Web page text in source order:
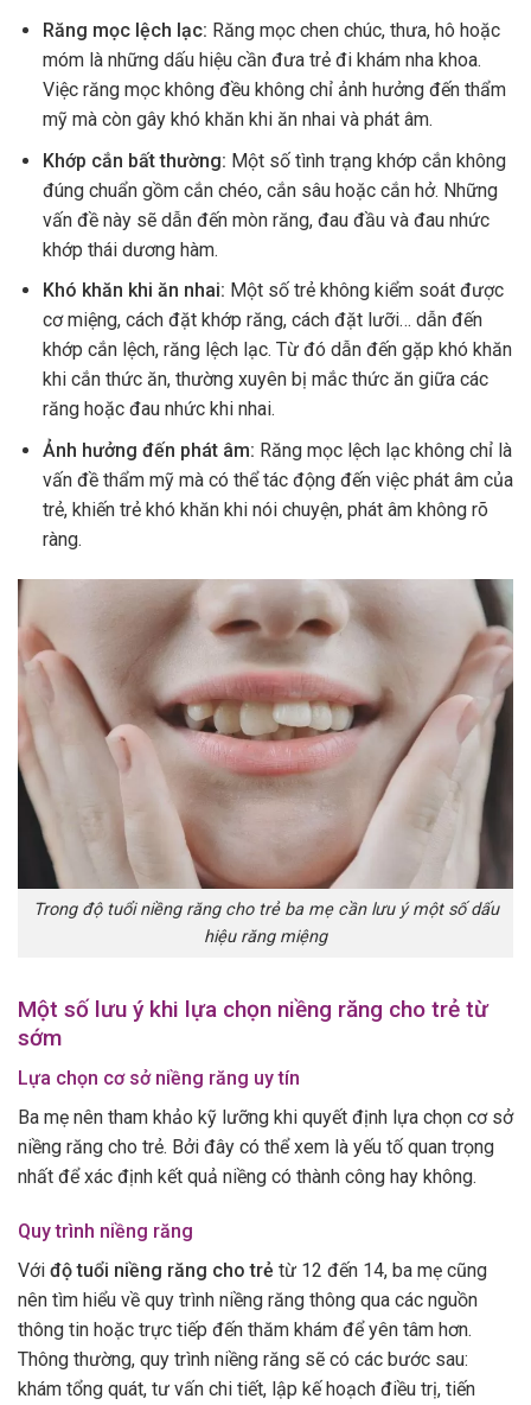
Răng mọc lệch lạc: Răng mọc chen chúc, thưa, hô hoặc
móm là những dấu hiệu cần đưa trẻ đi khám nha khoa.
Việc răng mọc không đều không chỉ ảnh hưởng đến thẩm
mỹ mà còn gây khó khăn khi ăn nhai và phát âm.
Khớp cắn bất thường: Một số tình trạng khớp cắn không
đúng chuẩn gồm cắn chéo, cắn sâu hoặc cắn hở. Những
vấn đề này sẽ dẫn đến mòn răng, đau đầu và đau nhức
khớp thái dương hàm.
Khó khăn khi ăn nhai: Một số trẻ không kiểm soát được
cơ miệng, cách đặt khớp răng, cách đặt lưỡi… dẫn đến
khớp cắn lệch, răng lệch lạc. Từ đó dẫn đến gặp khó khăn
khi cắn thức ăn, thường xuyên bị mắc thức ăn giữa các
răng hoặc đau nhức khi nhai.
Ảnh hưởng đến phát âm: Răng mọc lệch lạc không chỉ là
vấn đề thẩm mỹ mà có thể tác động đến việc phát âm của
trẻ, khiến trẻ khó khăn khi nói chuyện, phát âm không rõ
ràng.
Trong độ tuổi niềng răng cho trẻ ba mẹ cần lưu ý một số dấu
hiệu răng miệng
Một số lưu ý khi lựa chọn niềng răng cho trẻ từ
sớm
Lựa chọn cơ sở niềng răng uy tín
Ba mẹ nên tham khảo kỹ lưỡng khi quyết định lựa chọn cơ sở
niềng răng cho trẻ. Bởi đây có thể xem là yếu tố quan trọng
nhất để xác định kết quả niềng có thành công hay không.
Quy trình niềng răng
Với độ tuổi niềng răng cho trẻ từ 12 đến 14, ba mẹ cũng
nên tìm hiểu về quy trình niềng răng thông qua các nguồn
thông tin hoặc trực tiếp đến thăm khám để yên tâm hơn.
Thông thường, quy trình niềng răng sẽ có các bước sau:
khám tổng quát, tư vấn chi tiết, lập kế hoạch điều trị, tiến